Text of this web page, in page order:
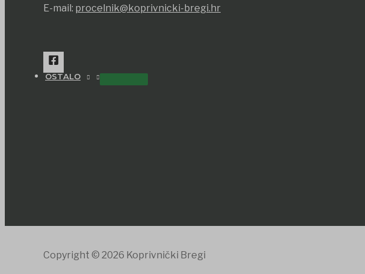
OSTALO
E-mail: procelnik@koprivnicki-bregi.hr
Copyright © 2026 Koprivnički Bregi